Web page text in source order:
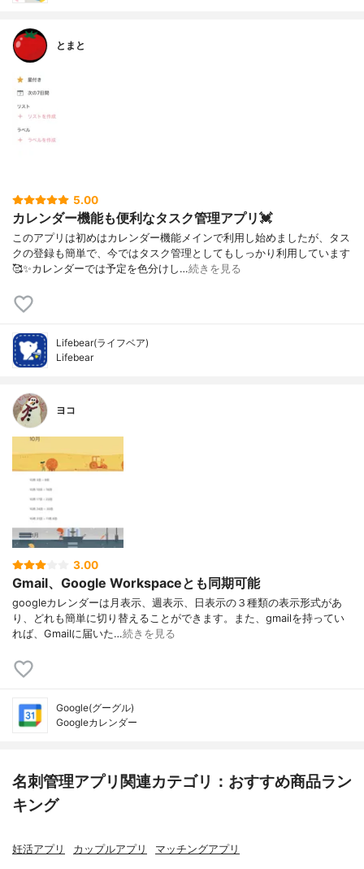
とまと
5.00
カレンダー機能も便利なタスク管理アプリ💓
このアプリは初めはカレンダー機能メインで利用し始めましたが、タス
クの登録も簡単で、今ではタスク管理としてもしっかり利用しています
🥰✨カレンダーでは予定を色分けし…続きを見る
Lifebear(ライフベア)
Lifebear
ヨコ
3.00
Gmail、Google Workspaceとも同期可能
googleカレンダーは月表示、週表示、日表示の３種類の表示形式があ
り、どれも簡単に切り替えることができます。また、gmailを持ってい
れば、Gmailに届いた…続きを見る
Google(グーグル)
Googleカレンダー
名刺管理アプリ関連カテゴリ：おすすめ商品ラン
キング
妊活アプリ カップルアプリ マッチングアプリ